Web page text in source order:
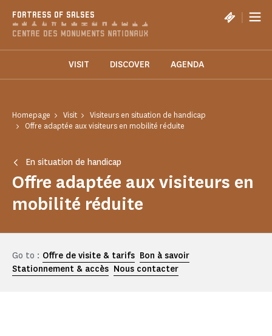
FORTRESS OF SALSES |
VISIT DISCOVER AGENDA
Homepage Visit
Visiteurs en situation de handicap
Offre adaptée aux visiteurs en mobilité réduite
En situation de handicap
Offre adaptée aux visiteurs en
mobilité réduite
Go to : Offre de visite & tarifs Bon à savoir
Stationnement & accès Nous contacter